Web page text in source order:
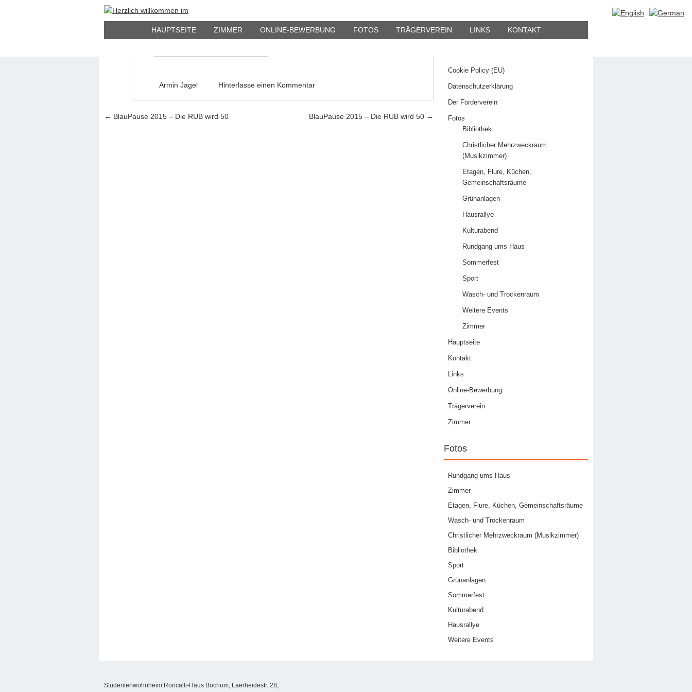
HAUPTSEITE ZIMMER ONLINE-BEWERBUNG FOTOS TRÄGERVEREIN LINKS KONTAKT
27 BlauPause 2015 – Die RUB wird 50
Armin Jagel Hinterlasse einen Kommentar
Artikel-Navigation
← BlauPause 2015 – Die RUB wird 50 BlauPause 2015 – Die RUB wird 50 →
Suchen
Cookie Policy (EU)
Datenschutzerklärung
Der Förderverein
Fotos
Bibliothek
Christlicher Mehrzweckraum
(Musikzimmer)
Etagen, Flure, Küchen,
Gemeinschaftsräume
Grünanlagen
Hausrallye
Kulturabend
Rundgang ums Haus
Sommerfest
Sport
Wasch- und Trockenraum
Weitere Events
Zimmer
Hauptseite
Kontakt
Links
Online-Bewerbung
Trägerverein
Zimmer
Fotos
Rundgang ums Haus
Zimmer
Etagen, Flure, Küchen, Gemeinschaftsräume
Wasch- und Trockenraum
Christlicher Mehrzweckraum (Musikzimmer)
Bibliothek
Sport
Grünanlagen
Sommerfest
Kulturabend
Hausrallye
Weitere Events
Studentenwohnheim Roncalli-Haus Bochum, Laerheidestr. 28,